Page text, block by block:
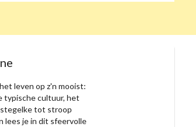
leven op z'n mooist:
typische cultuur, het
stegelke tot stroop
lees je in dit sfeervolle